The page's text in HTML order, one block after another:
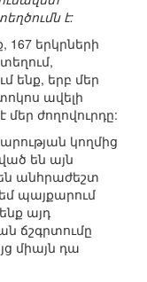
է:
167 երկրների
ենք, երբ մեր
ավելի
մեր ժողովուրդը:
կողմից
են այն
անհրաժեշտ
պայքարում
այդ
ճշգրտումը
միայն դա